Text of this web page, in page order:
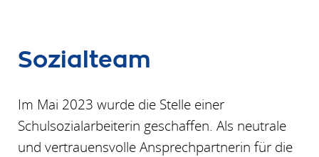
Sozialteam
Im Mai 2023 wurde die Stelle einer
Schulsozialarbeiterin geschaffen. Als neutrale
und vertrauensvolle Ansprechpartnerin für die